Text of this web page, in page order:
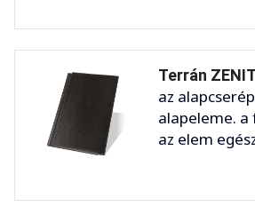
Terrán
az
alapeleme. a
az elem